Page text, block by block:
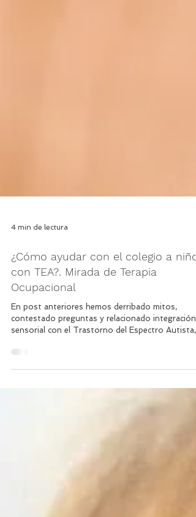
¿Cómo ayudar con el colegio a
con TEA?. Mirada de Terapia
Ocupacional
En post anteriores hemos derribado mitos,
sensorial con el Trastorno del Espectro Autista,
adolescente con este trastorno en la etapa